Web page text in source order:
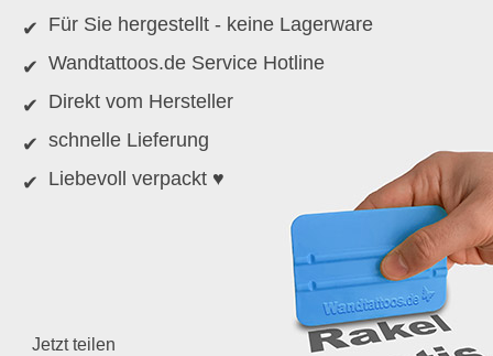
Für Sie hergestellt - keine Lagerware
Wandtattoos.de Service Hotline
Direkt vom Hersteller
schnelle Lieferung
Liebevoll verpackt ♥
Jetzt teilen